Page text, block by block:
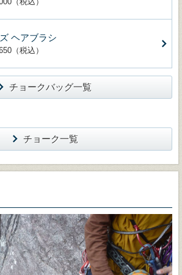
ヘアブラシ
（税込）
チョークバッグ一覧
チョーク一覧